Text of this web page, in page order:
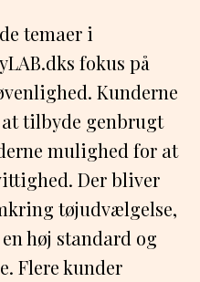
temaer i
fokus på
Kunderne
tilbyde genbrugt
mulighed for at
Der bliver
tøjudvælgelse,
høj standard og
Flere kunder